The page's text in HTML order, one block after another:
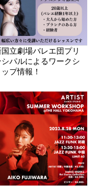
国立劇場バレエ団プリ
シパルによるワークシ
ップ情報！